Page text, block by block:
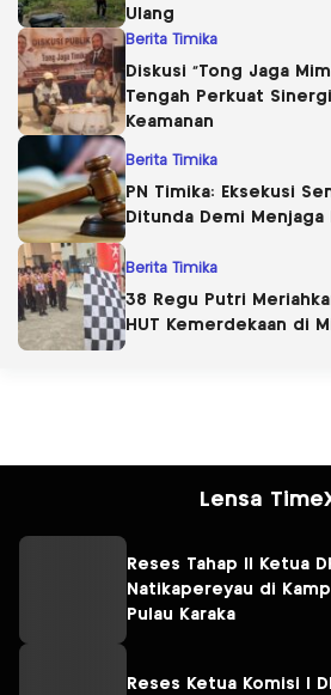
Ulang
Berita Timika
Diskusi “Tong Jaga
Tengah Perkuat
Keamanan
Berita Timika
PN Timika: Eksekusi
Ditunda Demi Menjaga
Berita Timika
38 Regu Putri
HUT Kemerdekaan di
Lensa
Reses Tahap II Ketua
Natikapereyau di
Pulau Karaka
Reses Ketua Komisi I